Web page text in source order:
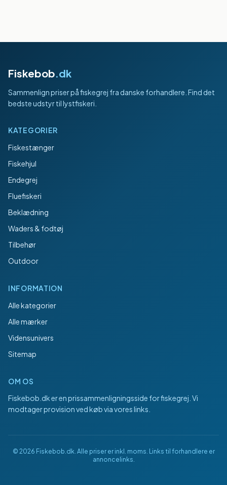
Fiskebob.dk
Sammenlign priser på fiskegrej fra danske forhandlere. Find det
bedste udstyr til lystfiskeri.
KATEGORIER
Fiskestænger
Fiskehjul
Endegrej
Fluefiskeri
Beklædning
Waders & fodtøj
Tilbehør
Outdoor
INFORMATION
Alle kategorier
Alle mærker
Vidensunivers
Sitemap
OM OS
Fiskebob.dker en prissammenligningsside for fiskegrej. Vi
modtager provision ved køb via vores links.
© 2026 Fiskebob.dk. Alle priser er inkl. moms. Links til forhandlere er
annoncelinks.